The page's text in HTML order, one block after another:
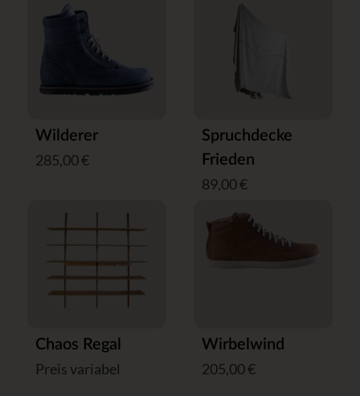
Wilderer
285,00 €
Spruchdecke
Frieden
89,00 €
Chaos Regal
Preis variabel
Wirbelwind
205,00 €